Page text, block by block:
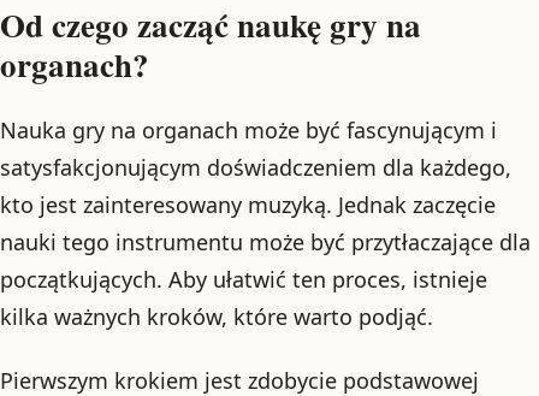
Od czego zacząć naukę gry na
organach?
Nauka gry na organach może być fascynującym i
satysfakcjonującym doświadczeniem dla każdego,
kto jest zainteresowany muzyką. Jednak zaczęcie
nauki tego instrumentu może być przytłaczające dla
początkujących. Aby ułatwić ten proces, istnieje
kilka ważnych kroków, które warto podjąć.
Pierwszym krokiem jest zdobycie podstawowej